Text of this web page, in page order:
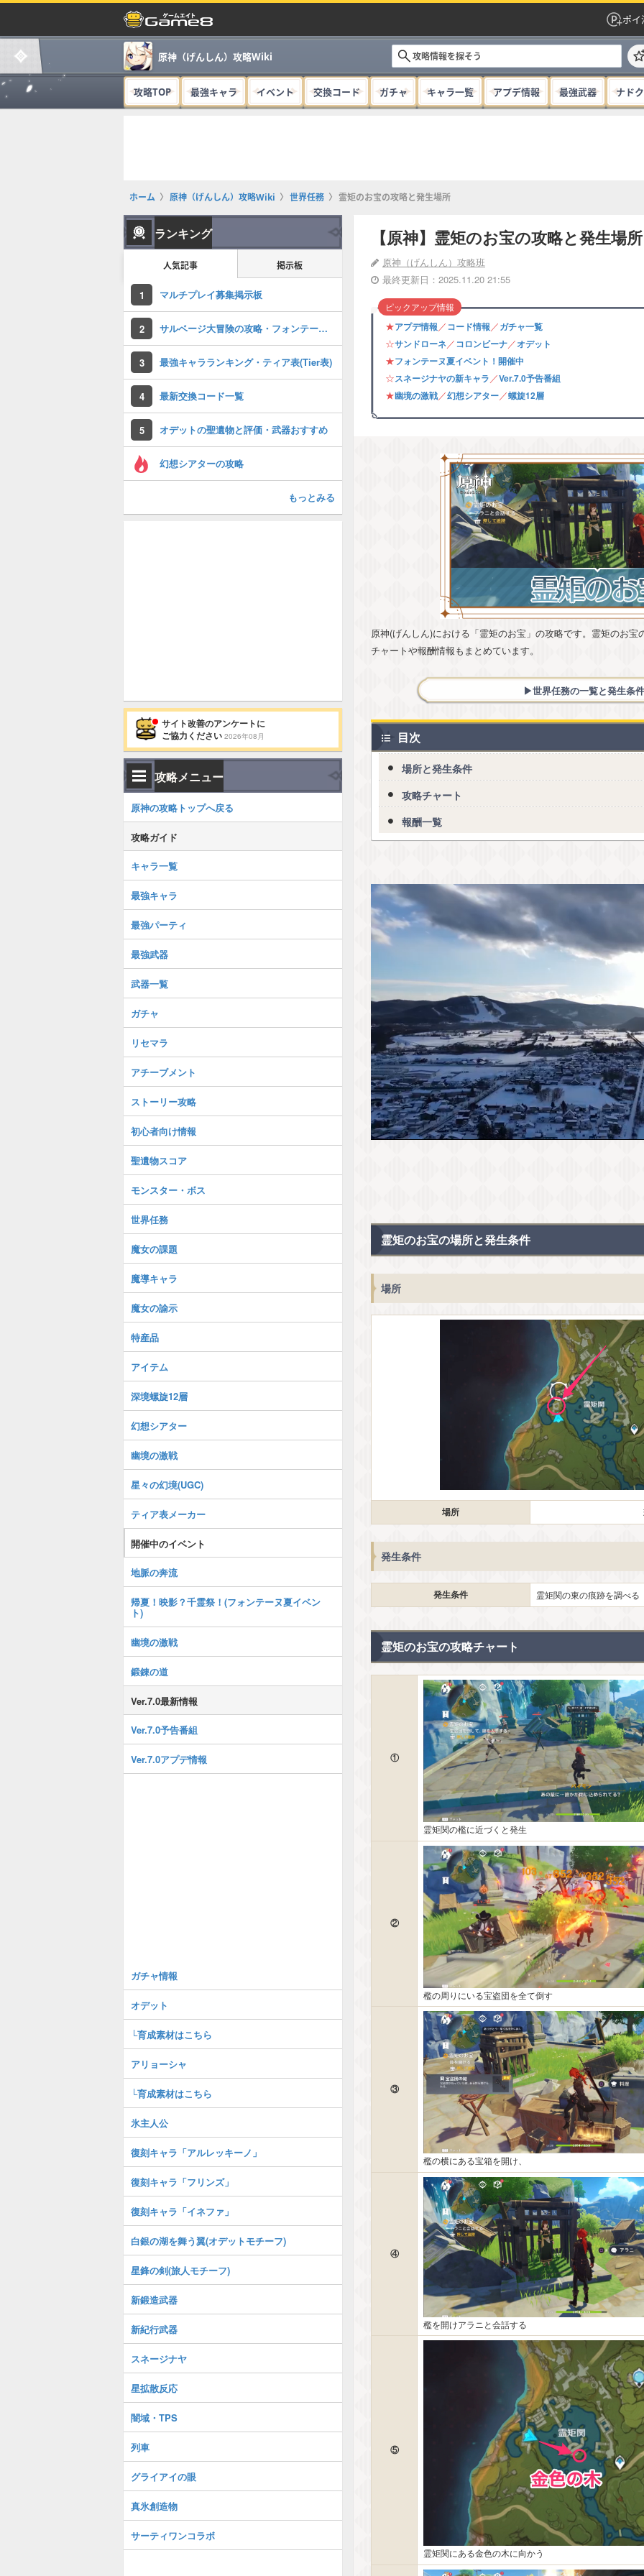
ポイ
原神（げんしん）攻略Wiki
攻略TOP 最強キャラ イベント 交換コード ガチャ キャラ一覧 アプデ情報 最強武器 ナド
ホーム 原神（げんしん）攻略Wiki 世界任務 霊矩のお宝の攻略と発生場所
【原神】霊矩のお宝の攻略と発生場所
原神（げんしん）攻略班
最終更新日：2025.11.20 21:55
★アプデ情報／コード情報／ガチャ一覧
☆サンドローネ／コロンビーナ／オデット
★フォンテーヌ夏イベント！開催中
☆スネージナヤの新キャラ／Ver.7.0予告番組
★幽境の激戦／幻想シアター／螺旋12層
ピックアップ情報
原神(げんしん)における「霊矩のお宝」の攻略です。霊矩のお
チャートや報酬情報もまとめています。
▶︎世界任務の一覧と発生条
目次
場所と発生条件
攻略チャート
報酬一覧
霊矩のお宝の場所と発生条件
場所
場所
発生条件
発生条件 霊矩関の東の痕跡を調べる
霊矩のお宝の攻略チャート
①
霊矩関の檻に近づくと発生
②
檻の周りにいる宝盗団を全て倒す
③
檻の横にある宝箱を開け、
④
檻を開けアラニと会話する
⑤
霊矩関にある金色の木に向かう
ランキング
人気記事 掲示板
1 マルチプレイ募集掲示板
2 サルベージ大冒険の攻略・フォンテーヌ夏イベント
3 最強キャラランキング・ティア表(Tier表)
4 最新交換コード一覧
5 オデットの聖遺物と評価・武器おすすめ
幻想シアターの攻略
もっとみる
サイト改善のアンケートに
ご協力ください 2026年08月
攻略メニュー
原神の攻略トップへ戻る
攻略ガイド
キャラ一覧
最強キャラ
最強パーティ
最強武器
武器一覧
ガチャ
リセマラ
アチーブメント
ストーリー攻略
初心者向け情報
聖遺物スコア
モンスター・ボス
世界任務
魔女の課題
魔導キャラ
魔女の諭示
特産品
アイテム
深境螺旋12層
幻想シアター
幽境の激戦
星々の幻境(UGC)
ティア表メーカー
開催中のイベント
地脈の奔流
帰夏！映影？千霊祭！(フォンテーヌ夏イベン
ト)
幽境の激戦
鍛錬の道
Ver.7.0最新情報
Ver.7.0予告番組
Ver.7.0アプデ情報
ガチャ情報
オデット
└育成素材はこちら
アリョーシャ
└育成素材はこちら
氷主人公
復刻キャラ「アルレッキーノ」
復刻キャラ「フリンズ」
復刻キャラ「イネファ」
白銀の湖を舞う翼(オデットモチーフ)
星鋒の剣(旅人モチーフ)
新鍛造武器
新紀行武器
スネージナヤ
星拡散反応
闇域・TPS
列車
グライアイの眼
真氷創造物
サーティワンコラボ